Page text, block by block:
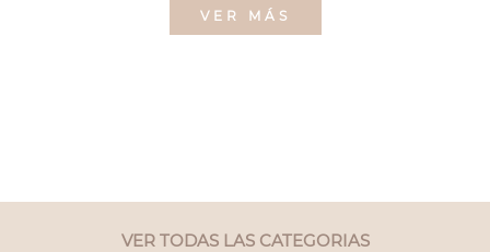
VER MÁS
VER TODAS LAS CATEGORIAS